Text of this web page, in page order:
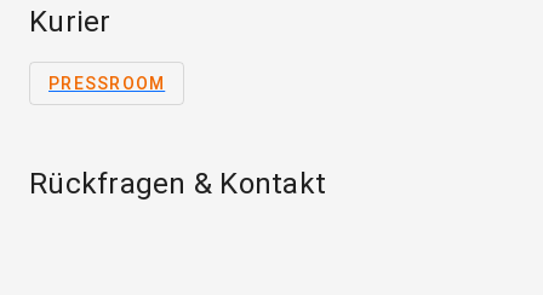
Kurier
PRESSROOM
Rückfragen & Kontakt